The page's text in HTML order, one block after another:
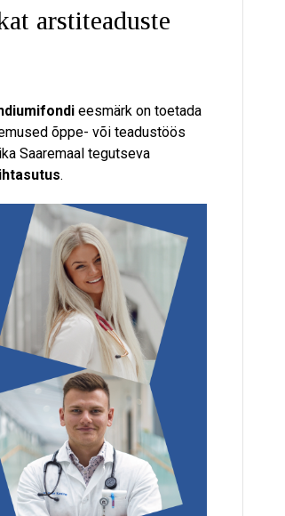
arstiteaduste
eesmärk on toetada
õppe- või teadustöös
Saaremaal tegutseva
.